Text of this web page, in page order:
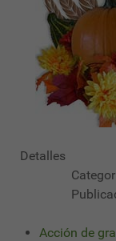
Detalles
Acción de